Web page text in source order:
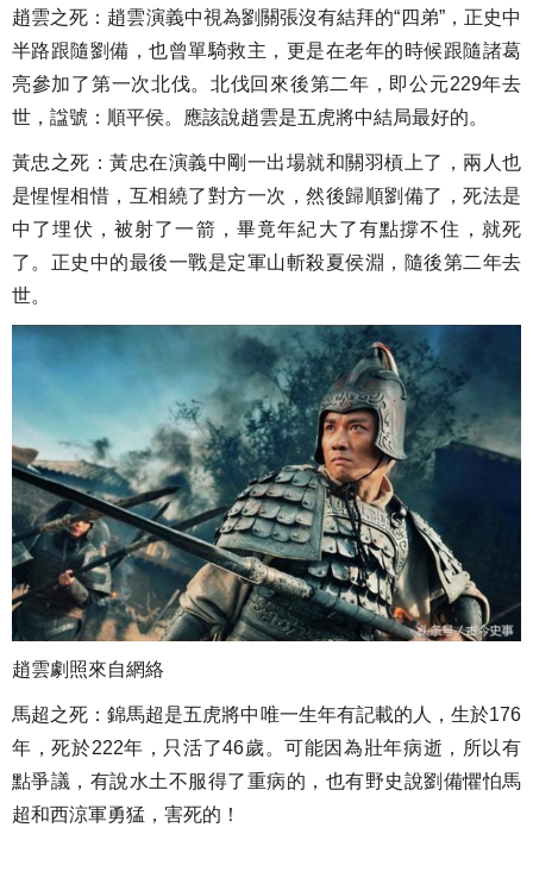
趙雲之死：趙雲演義中視為劉關張沒有結拜的“四弟”，正史中
半路跟隨劉備，也曾單騎救主，更是在老年的時候跟隨諸葛
亮參加了第一次北伐。北伐回來後第二年，即公元229年去
世，諡號：順平侯。應該說趙雲是五虎將中結局最好的。
黃忠之死：黃忠在演義中剛一出場就和關羽槓上了，兩人也
是惺惺相惜，互相繞了對方一次，然後歸順劉備了，死法是
中了埋伏，被射了一箭，畢竟年紀大了有點撐不住，就死
了。正史中的最後一戰是定軍山斬殺夏侯淵，隨後第二年去
世。
趙雲劇照來自網絡
馬超之死：錦馬超是五虎將中唯一生年有記載的人，生於176
年，死於222年，只活了46歲。可能因為壯年病逝，所以有
點爭議，有說水土不服得了重病的，也有野史說劉備懼怕馬
超和西涼軍勇猛，害死的！